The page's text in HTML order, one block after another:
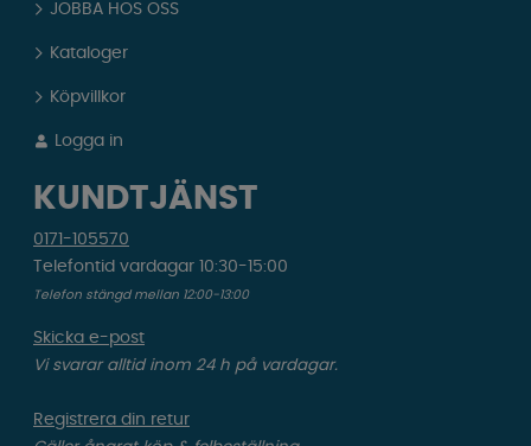
JOBBA HOS OSS
Kataloger
Köpvillkor
Logga in
KUNDTJÄNST
0171-105570
Telefontid vardagar 10:30-15:00
Telefon stängd mellan 12:00-13:00
Skicka e-post
Vi svarar alltid inom 24 h på vardagar.
Registrera din retur